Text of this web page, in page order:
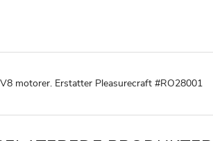
motorer. Erstatter Pleasurecraft #RO28001